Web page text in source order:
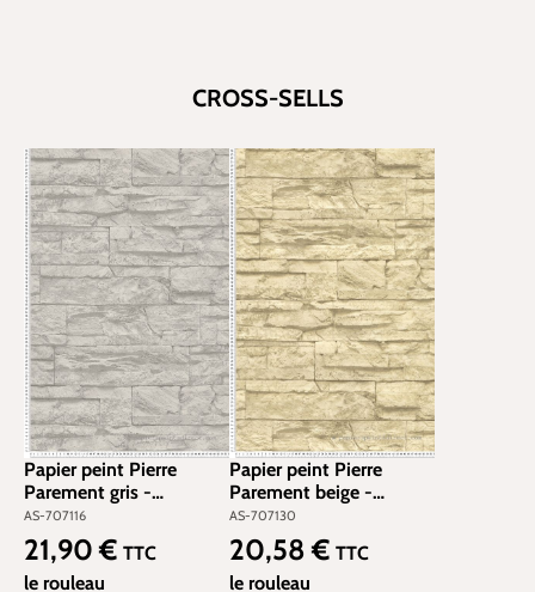
CROSS-SELLS
Papier peint Pierre
Parement gris -
Elements 2 d'A.S.
Création | Réf. AS-
707116
AS-707116
Prix régulier :
21,90 € TTC
le rouleau
Papier peint Pierre
Parement beige -
Elements 2 d'A.S.
Création | Réf. AS-
707130
AS-707130
Prix régulier :
20,58 € TTC
le rouleau